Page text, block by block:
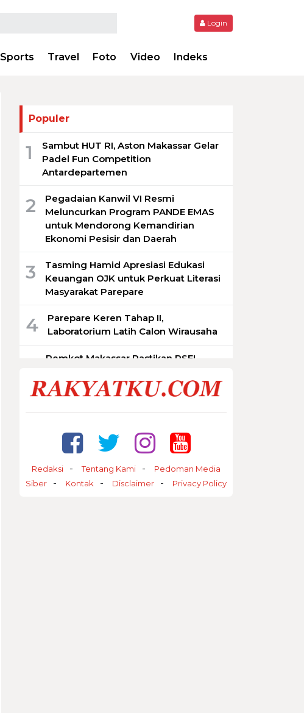
Login
Sports Travel Foto Video Indeks
Populer
1
Sambut HUT RI, Aston Makassar Gelar
Padel Fun Competition
Antardepartemen
2
Pegadaian Kanwil VI Resmi
Meluncurkan Program PANDE EMAS
untuk Mendorong Kemandirian
Ekonomi Pesisir dan Daerah
3
Tasming Hamid Apresiasi Edukasi
Keuangan OJK untuk Perkuat Literasi
Masyarakat Parepare
4
Parepare Keren Tahap II,
Laboratorium Latih Calon Wirausaha
Pemkot Makassar Pastikan PSEL
Dimatangkan
Redaksi Tentang Kami
Pedoman Media
Siber
Kontak Disclaimer Privacy Policy